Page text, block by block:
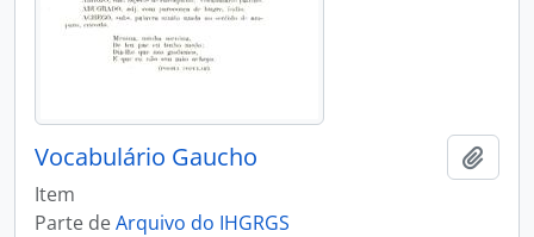
Vocabulário Gaucho
Item
Parte deArquivo do IHGRGS